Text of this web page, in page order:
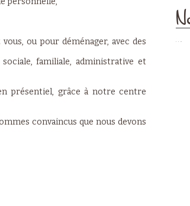
ou pour déménager, avec des
familiale, administrative et
présentiel, grâce à notre centre
convaincus que nous devons